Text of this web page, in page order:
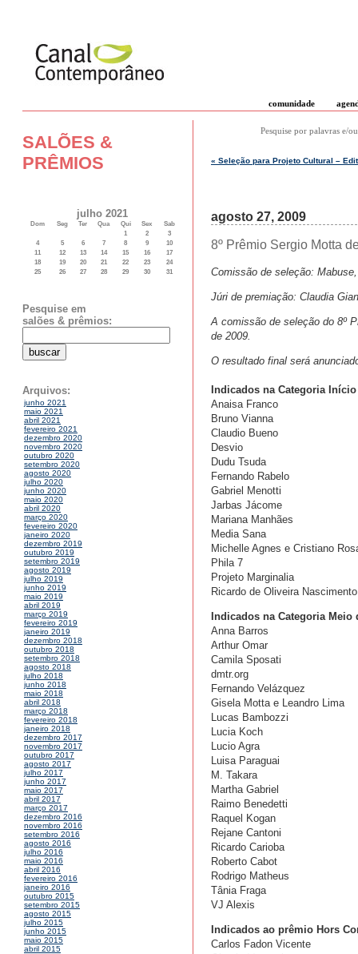
comunidade
SALÕES &
PRÊMIOS
julho 2021
Dom Seg Ter Qua Qui Sex
Sab
1
2
3
4
5 6 7 8 9
10
11
12 13 14 15 16
17
18
19 20 21 22 23
24
25
26 27 28 29 30 31
Pesquise em
salões & prêmios:
Arquivos:
junho 2021
maio 2021
abril 2021
fevereiro 2021
dezembro 2020
novembro 2020
outubro 2020
setembro 2020
agosto 2020
julho 2020
junho 2020
maio 2020
abril 2020
março 2020
fevereiro 2020
janeiro 2020
dezembro 2019
outubro 2019
setembro 2019
agosto 2019
julho 2019
junho 2019
maio 2019
abril 2019
março 2019
fevereiro 2019
janeiro 2019
dezembro 2018
outubro 2018
setembro 2018
agosto 2018
julho 2018
junho 2018
maio 2018
abril 2018
março 2018
fevereiro 2018
janeiro 2018
dezembro 2017
novembro 2017
outubro 2017
agosto 2017
julho 2017
junho 2017
maio 2017
abril 2017
março 2017
dezembro 2016
novembro 2016
setembro 2016
agosto 2016
julho 2016
maio 2016
abril 2016
fevereiro 2016
janeiro 2016
outubro 2015
setembro 2015
agosto 2015
julho 2015
junho 2015
maio 2015
abril 2015
Pesquise por palavras e/
« Seleção para Projeto Cultural –
agosto 27, 2009
8º Prêmio Sergio Motta
Comissão de seleção:
Júri de premiação: Claudia
A comissão de seleção do 8º
de 2009.
O resultado final será
Indicados na Categoria
Anaisa Franco
Bruno Vianna
Claudio Bueno
Desvio
Dudu Tsuda
Fernando Rabelo
Gabriel Menotti
Jarbas Jácome
Mariana Manhães
Media Sana
Michelle Agnes e Cristiano
Phila 7
Projeto Marginalia
Ricardo de Oliveira Nascimento
Indicados na Categoria Meio
Anna Barros
Arthur Omar
Camila Sposati
dmtr.org
Fernando Velázquez
Gisela Motta e Leandro Lima
Lucas Bambozzi
Lucia Koch
Lucio Agra
Luisa Paraguai
M. Takara
Martha Gabriel
Raimo Benedetti
Raquel Kogan
Rejane Cantoni
Ricardo Carioba
Roberto Cabot
Rodrigo Matheus
Tânia Fraga
VJ Alexis
Indicados ao prêmio Hors
Carlos Fadon Vicente